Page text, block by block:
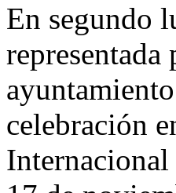
En segundo
celebración